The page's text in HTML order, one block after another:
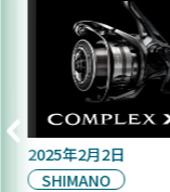
年9月16日